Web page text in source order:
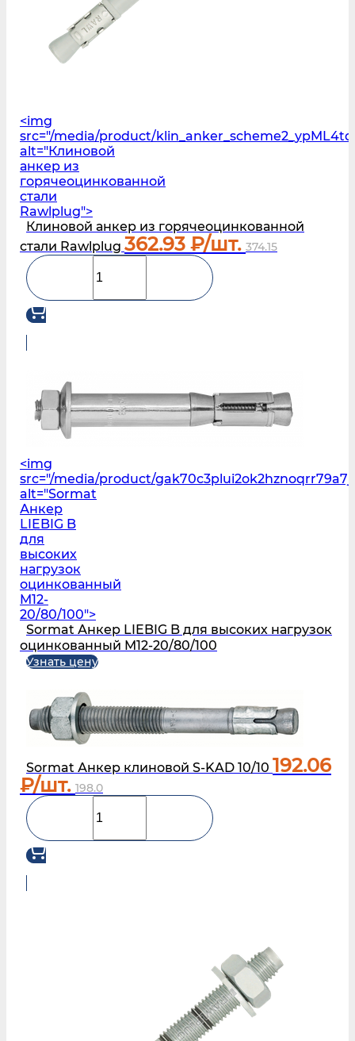
<img
src="/media/product/
alt="Клиновой
анкер из
горячеоцинкованной
стали
Rawlplug">
Клиновой анкер из горячеоцинкованной
стали Rawlplug 362.93 ₽/шт. 374.15
<img
src="/media/product/
alt="Sormat
Анкер
LIEBIG B
для
высоких
нагрузок
оцинкованный
M12-
20/80/100">
Sormat Анкер LIEBIG B для высоких нагрузок
оцинкованный M12-20/80/100
Узнать цену
Sormat Анкер клиновой S-KAD 10/10 192.06
₽/шт. 198.0